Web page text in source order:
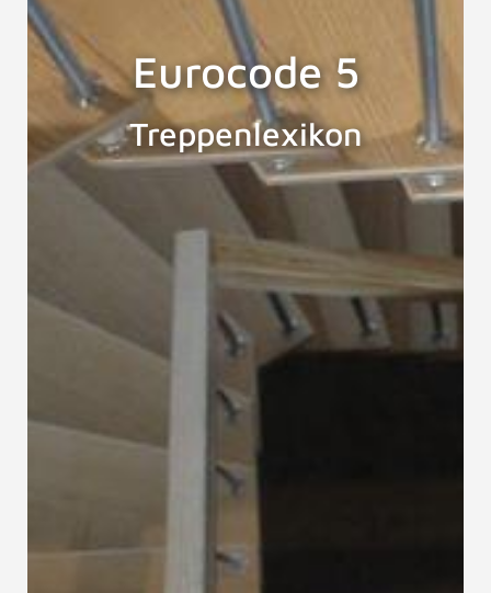
Eurocode 5
Treppenlexikon